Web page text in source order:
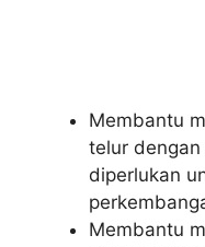
Membantu
telur
diperlukan
Membantu